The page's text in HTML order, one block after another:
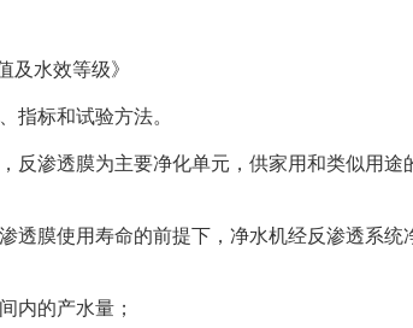
水效等级》
标和试验方法。
渗透膜为主要净化单元，供家用和类似用途
膜使用寿命的前提下，净水机经反渗透系统
的产水量；